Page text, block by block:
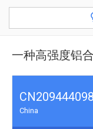
一种高强度铝
China